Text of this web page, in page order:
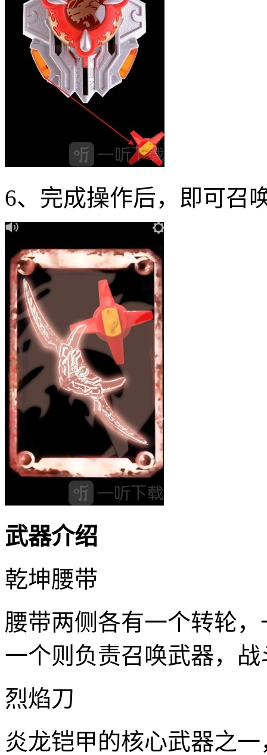
6、完成操作后，即可召
武器介绍
乾坤腰带
腰带两侧各有一个转轮
一个则负责召唤武器，
烈焰刀
炎龙铠甲的核心武器之